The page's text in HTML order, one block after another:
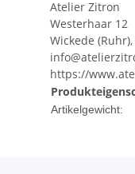
Atelier Zitron
Westerhaar 12
Wickede
https://
Artikelgewicht: